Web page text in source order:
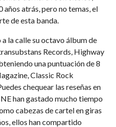
atrás, pero no temas, el
de esta banda.
la calle su octavo álbum de
Records, Highway
una puntuación de 8
Classic Rock
chequear las reseñas en
han gastado mucho tiempo
cabezas de cartel en giras
ellos han compartido